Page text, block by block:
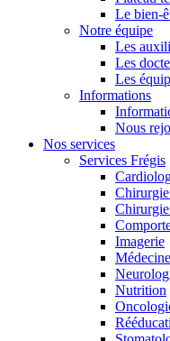
Le bien-
Notre équipe
Les
Les
Les
Informations
Nous
Nos services
Services Frégis
Chirurgie
Imagerie
Nutrition